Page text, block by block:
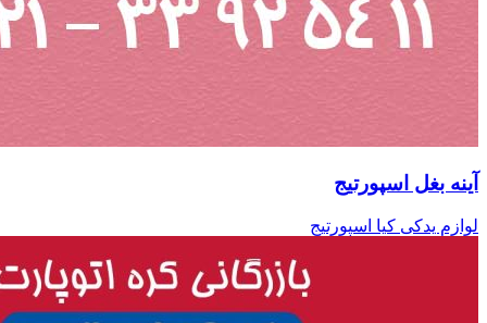
آینه بغل اسپورتیج
لوازم یدکی کیا اسپورتیج